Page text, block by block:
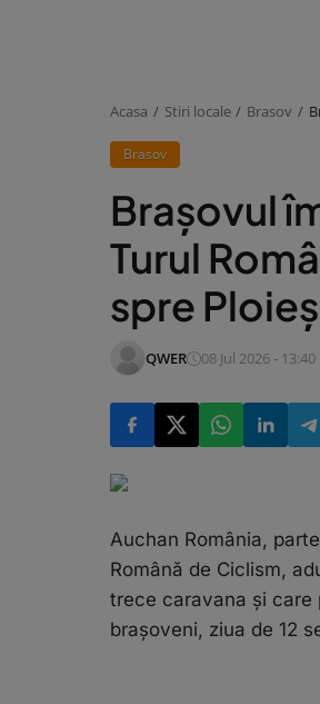
Acasa Stiri locale Brasov
Brasov
Brașovul
Turul
spre
QWER 08 Jul 2026 - 13:40
Auchan România,
Română de Ciclism,
trece caravana și care
brașoveni, ziua de 12